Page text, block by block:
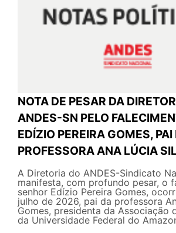
NOTA DE PESAR DA
ANDES-SN PELO
EDÍZIO PEREIRA GOMES, PAI
PROFESSORA ANA LÚCIA
A Diretoria do ANDES-Sindicato
manifesta, com profundo pesar, o
senhor Edízio Pereira Gomes,
julho de 2026, pai da professora
Gomes, presidenta da Associação
da Universidade Federal do